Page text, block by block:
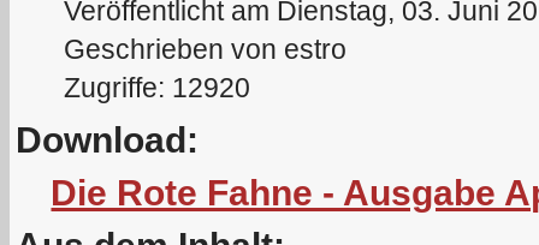
Veröffentlicht am Dienstag, 03. Juni
Geschrieben von estro
Zugriffe: 12920
Download:
Die Rote Fahne - Ausgabe